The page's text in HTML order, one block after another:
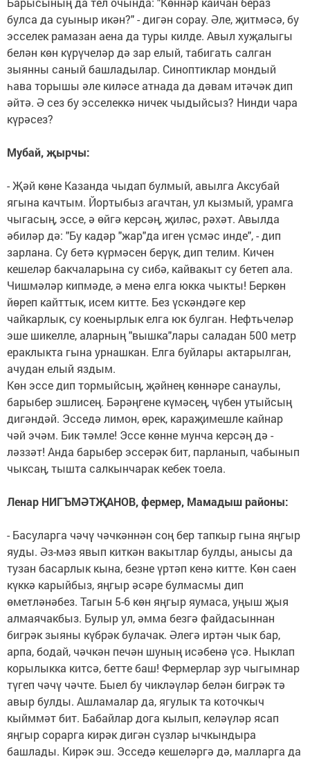
булса да суыныр икән?" - дигән сорау. Әле, җитмәсә, бу
эсселек рамазан аена да туры килде. Авыл хуҗалыгы
белән көн күрүчеләр дә зар елый, табигать салган
зыянны саный башладылар. Синоптиклар мондый
һава торышы әле киләсе атнада да дәвам итәчәк дип
әйтә. Ә сез бу эсселеккә ничек чыдыйсыз? Нинди чара
күрәсез?
Мубай, җырчы:
- Җәй көне Казанда чыдап булмый, авылга Аксубай
ягына качтым. Йортыбыз агачтан, ул кызмый, урам­га
чыгасың, эссе, ә өй­гә керсәң, җиләс, рәхәт. Авыл­да
әбиләр дә: "Бу ка­дәр "жар"да иген үсмәс инде", - дип
зарлана. Су бетә күрмәсен берүк, дип телим. Кичен
кешеләр бакчаларына су сибә, кайвакыт су бетеп ала.
Чишмәләр кипмәде, ә менә елга юкка чыкты! Беркөн
йөреп кайттык, исем китте. Без үскәндәге кер
чайкарлык, су коенырлык елга юк булган. Нефть­челәр
эше шикелле, алар­ның "вышка"лары саладан 500 метр
ераклыкта гына урнашкан. Елга буйлары актарылган,
ачудан елый яздым.
Көн эссе дип тормыйсың, җәйнең көннәре санаулы,
барыбер эшлисең. Бәрәң­ге­не күмәсең, чүбен утыйсың
ди­гәндәй. Эсседә лимон, өрек, караҗимешле кайнар
чәй эчәм. Бик тәмле! Эссе көнне мунча керсәң дә -
ләззәт! Анда барыбер эс­серәк бит, парланып, чабынып
чыксаң, тышта салкынчарак кебек тоела.
Ленар НИГЪМӘТҖАНОВ, фермер, Мамадыш районы:
- Басуларга чәчү чәчкән­нән соң бер тапкыр гына яңгыр
яуды. Әз-мәз явып киткән вакытлар булды, анысы да
тузан басарлык кына, безне үртәп кенә китте. Көн саен
күккә карыйбыз, яңгыр әсәре булмасмы дип
өметләнәбез. Тагын 5-6 көн яңгыр яумаса, уңыш җыя
алмаячакбыз. Булыр ул, әмма безгә файдасыннан
бигрәк зыяны күбрәк булачак. Әлегә иртән чык бар,
арпа, бодай, чәчкән печән шуның исәбенә үсә. Ныклап
корылыкка кит­сә, бетте баш! Фермерлар зур чыгымнар
түгеп чәчү чәчте. Быел бу чикләүләр белән бигрәк тә
авыр булды. Ашламалар да, ягулык та коточкыч
кыйммәт бит. Бабайлар дога кылып, келәүләр ясап
яңгыр сорарга кирәк дигән сүзләр ычкындыра
башлады. Кирәк эш. Эсседә кеше­ләргә дә, малларга да